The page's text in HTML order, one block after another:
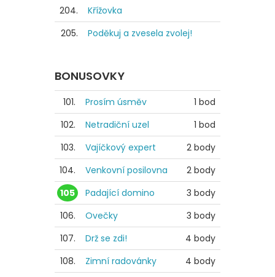
204.
Křížovka
205.
Poděkuj a zvesela zvolej!
BONUSOVKY
101. Prosím úsměv
1 bod
102.
Netradiční uzel
1 bod
103.
Vajíčkový expert
2 body
104.
Venkovní posilovna
2 body
105
Padající domino
3 body
106.
Ovečky
3 body
107.
Drž se zdi!
4 body
108.
Zimní radovánky
4 body